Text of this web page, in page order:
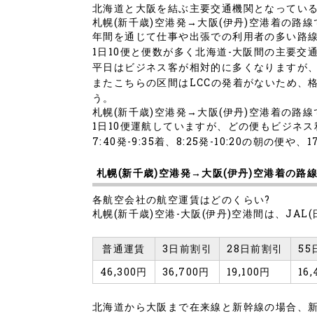
北海道と大阪を結ぶ主要交通機関となってい
札幌(新千歳)空港発→大阪(伊丹)空港着の路線
年間を通じて仕事や出張での利用者の多い路線
1日10便と便数が多く北海道-大阪間の主要交
平日はビジネス客が相対的に多くなりますが
またこちらの区間はLCCの発着がないため、
う。
札幌(新千歳)空港発→大阪(伊丹)空港着の路線
1日10便運航していますが、どの便もビジネ
7:40発-9:35着、8:25発-10:20の朝の便や、
札幌(新千歳)空港発→大阪(伊丹)空港着の路
各航空会社の航空運賃はどのくらい?
札幌(新千歳)空港-大阪(伊丹)空港間は、JAL(
普通運賃 3日前割引 28日前割引 55
46,300円
36,700円 19,100円
北海道から大阪まで在来線と新幹線の場合